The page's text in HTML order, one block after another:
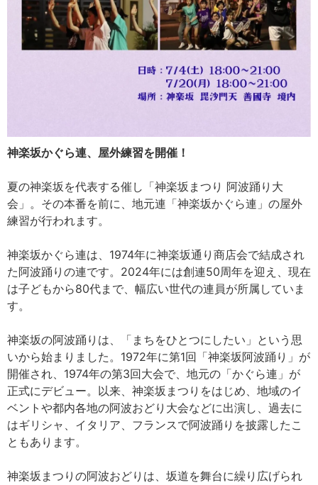
神楽坂かぐら連、屋外練習を開催！
夏の神楽坂を代表する催し「神楽坂まつり 阿波踊り大
会」。その本番を前に、地元連「神楽坂かぐら連」の屋外
練習が行われます。
神楽坂かぐら連は、1974年に神楽坂通り商店会で結成され
た阿波踊りの連です。2024年には創連50周年を迎え、現在
は子どもから80代まで、幅広い世代の連員が所属していま
す。
神楽坂の阿波踊りは、「まちをひとつにしたい」という思
いから始まりました。1972年に第1回「神楽坂阿波踊り」が
開催され、1974年の第3回大会で、地元の「かぐら連」が
正式にデビュー。以来、神楽坂まつりをはじめ、地域のイ
ベントや都内各地の阿波おどり大会などに出演し、過去に
はギリシャ、イタリア、フランスで阿波踊りを披露したこ
ともあります。
神楽坂まつりの阿波おどりは、坂道を舞台に繰り広げられ